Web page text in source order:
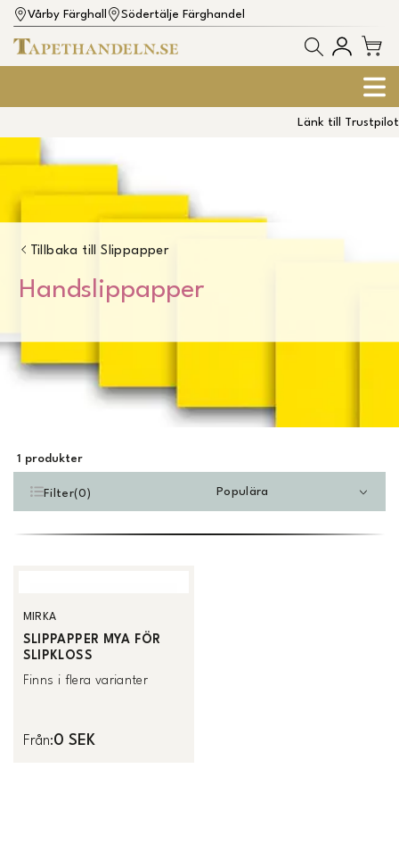
Vårby Färghall Södertälje Färghandel
Länk till Trustpilot
Tillbaka till Slippapper
Handslippapper
1 produkter
Filter(0) Populära
MIRKA
SLIPPAPPER MYA FÖR
SLIPKLOSS
Finns i flera varianter
Från:0 SEK